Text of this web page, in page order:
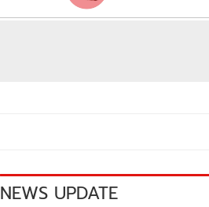
NEWS UPDATE